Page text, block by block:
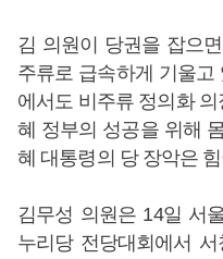
김 의원이 당권을 잡으
주류로 급속하게 기울고
에서도 비주류 정의화
혜 정부의 성공을 위해
혜 대통령의 당 장악은
김무성 의원은 14일 서
누리당 전당대회에서